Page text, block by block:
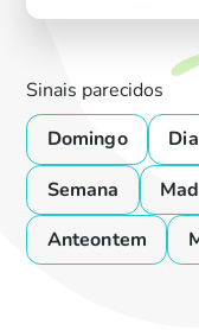
Sinais parecidos
Domingo
Dia
Semana
Anteontem